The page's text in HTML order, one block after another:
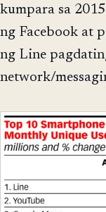
kumpara sa
ng Facebook at
ng Line
network/